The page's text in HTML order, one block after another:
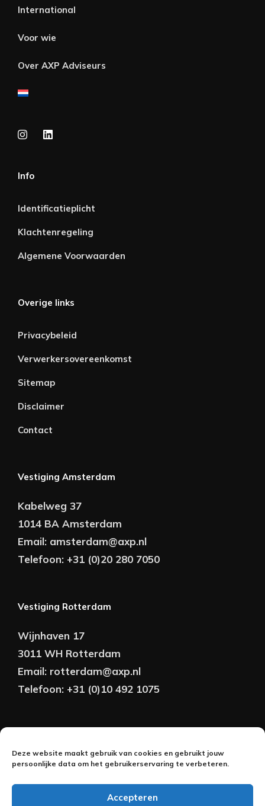
Deze website maakt gebruik van cookies en gebruikt jouw
persoonlijke data om het gebruikerservaring te verbeteren.
Accepteren
International
Voor wie
Over AXP Adviseurs
Info
Identificatieplicht
Klachtenregeling
Algemene Voorwaarden
Overige links
Privacybeleid
Verwerkersovereenkomst
Sitemap
Disclaimer
Contact
Vestiging Amsterdam
Kabelweg 37
1014 BA Amsterdam
Email: amsterdam@axp.nl
Telefoon: +31 (0)20 280 7050
Vestiging Rotterdam
Wijnhaven 17
3011 WH Rotterdam
Email: rotterdam@axp.nl
Telefoon: +31 (0)10 492 1075
Onderhoud: